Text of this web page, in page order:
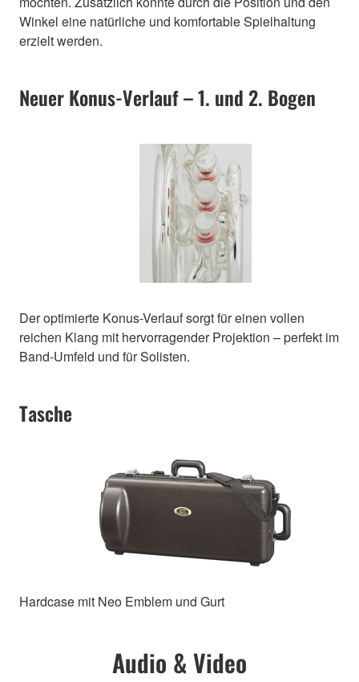
Winkel eine natürliche und komfortable Spielhaltung
erzielt werden.
Neuer Konus-Verlauf – 1. und 2. Bogen
Der optimierte Konus-Verlauf sorgt für einen vollen
reichen Klang mit hervorragender Projektion – perfekt im
Band-Umfeld und für Solisten.
Tasche
Hardcase mit Neo Emblem und Gurt
Audio & Video